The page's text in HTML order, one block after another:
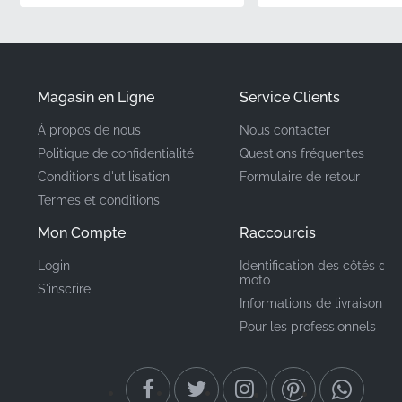
élimine l'incertitude de l'ajustement, offrant une
Numéro de pièce
(MPN)
86644KPPT30ZC
Fabricant
montage
Carénage central, côté
gauche*
Autocollant
Magasin en Ligne
À propos de nous
Politique de confidentialité
Conditions d'utilisation
Termes et conditions
Mon Compte
Login
S'inscrire
Service Clients
Nous contacter
Questions fréquentes
Formulaire de retour
Raccourcis
Identification des côtés de
moto
Informations de livraison
Pour les professionnels